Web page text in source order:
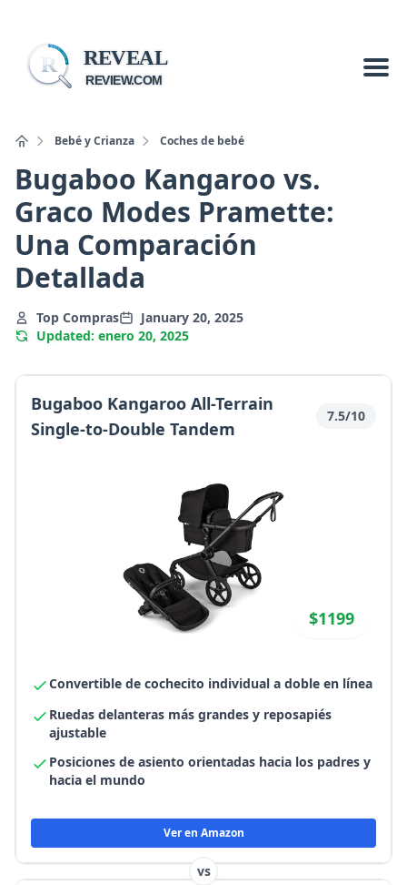
R REVEAL
REVIEW.COM
Bebé y Crianza Coches de bebé
Bugaboo Kangaroo vs.
Graco Modes Pramette:
Una Comparación
Detallada
Top Compras
January 20, 2025
Updated: enero 20, 2025
Bugaboo Kangaroo All-Terrain
Single-to-Double Tandem
7.5/10
$1199
Convertible de cochecito individual a doble en línea
Ruedas delanteras más grandes y reposapiés
ajustable
Posiciones de asiento orientadas hacia los padres y
hacia el mundo
Ver en Amazon
vs